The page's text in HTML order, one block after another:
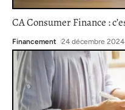
CA Consumer Finance :
Financement 24 décembre 2024